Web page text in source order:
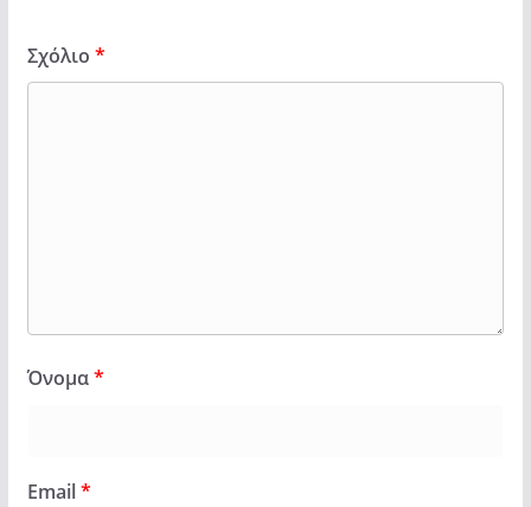
Σχόλιο *
Όνομα*
Email*